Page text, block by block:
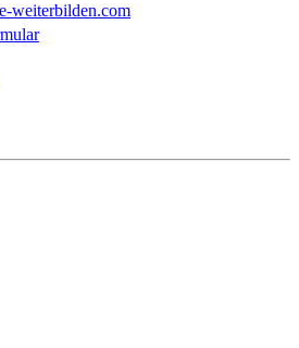
weiterbilden.com